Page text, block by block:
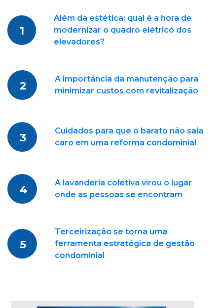
1
Além da estética: qual é a hora de
modernizar o quadro elétrico dos
elevadores?
2
A importância da manutenção para
minimizar custos com revitalização
3
Cuidados para que o barato não saia
caro em uma reforma condominial
4
A lavanderia coletiva virou o lugar
onde as pessoas se encontram
5
Terceirização se torna uma
ferramenta estratégica de gestão
condominial